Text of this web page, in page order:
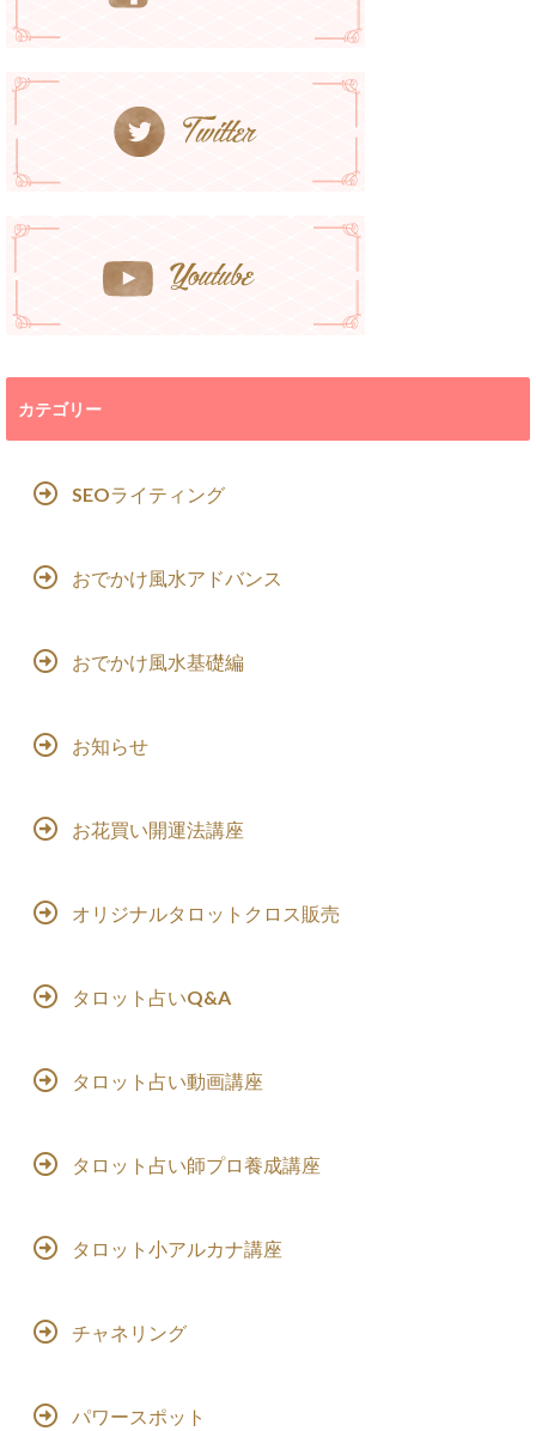
カテゴリー
SEOライティング
おでかけ風水アドバンス
おでかけ風水基礎編
お知らせ
お花買い開運法講座
オリジナルタロットクロス販売
タロット占いQ&A
タロット占い動画講座
タロット占い師プロ養成講座
タロット小アルカナ講座
チャネリング
パワースポット